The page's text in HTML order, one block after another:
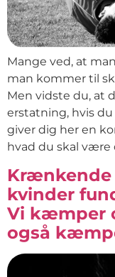
Mange ved, at
man kommer til
Men vidste du, at
erstatning, hvis
giver dig her en
hvad du skal
Krænkende
kvinder
Vi kæmper
også